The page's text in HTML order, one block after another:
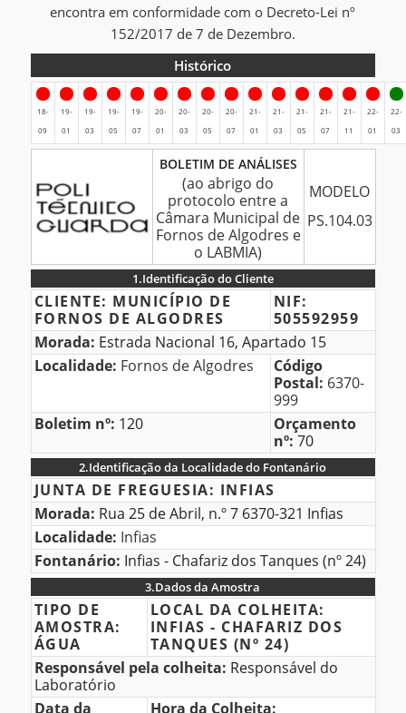
encontra em conformidade com o Decreto-Lei nº
152/2017 de 7 de Dezembro.
Histórico
Histórico
18-
09
19-
01
19-
03
19-
05
19-
07
20-
01
20-
03
20-
05
20-
07
21-
01
21-
03
21-
05
21-
07
21-
11
22-
01
22-
03
DE
ANÁLISES
BOLETIM DE ANÁLISES
(ao abrigo do
protocolo entre a
Câmara Municipal de
Fornos de Algodres e
o LABMIA)
MODELO
PS.104.03
1.Identificação do Cliente
1.Identificação
do
Cliente
CLIENTE: MUNICÍPIO DE
FORNOS DE ALGODRES
NIF:
505592959
Morada: Estrada Nacional 16, Apartado 15
Localidade: Fornos de Algodres
Código
Postal: 6370-
999
Boletim nº: 120
Orçamento
nº: 70
2.Identificação da Localidade do Fontanário
2.Identificação
da
Localidade
do
Fontanário
JUNTA DE FREGUESIA: INFIAS
Morada: Rua 25 de Abril, n.º 7 6370-321 Infias
Localidade: Infias
Fontanário: Infias - Chafariz dos Tanques (nº 24)
3.Dados da Amostra
3.Dados
da
Amostra
TIPO DE
AMOSTRA:
ÁGUA
LOCAL DA COLHEITA:
INFIAS - CHAFARIZ DOS
TANQUES (Nº 24)
Responsável pela colheita: Responsável do
Laboratório
Data da
Hora da Colheita: